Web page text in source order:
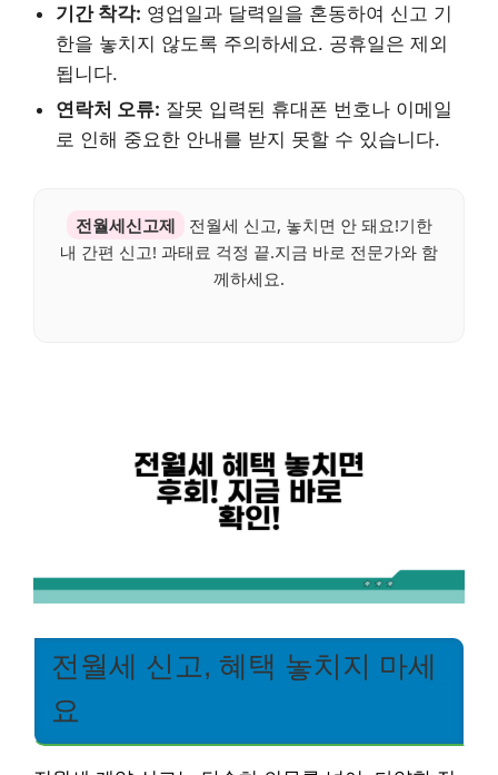
기간 착각: 영업일과 달력일을 혼동하여 신고 기
한을 놓치지 않도록 주의하세요. 공휴일은 제외
됩니다.
연락처 오류: 잘못 입력된 휴대폰 번호나 이메일
로 인해 중요한 안내를 받지 못할 수 있습니다.
전월세신고제
전월세 신고, 놓치면 안 돼요!기한
내 간편 신고! 과태료 걱정 끝.지금 바로 전문가와 함
께하세요.
전월세 신고, 혜택 놓치지 마세
요